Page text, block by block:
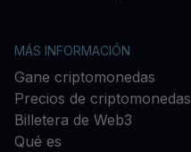
MÁS INFORMACIÓN
Gane criptomonedas
Precios de criptomonedas
Billetera de Web3
Qué es